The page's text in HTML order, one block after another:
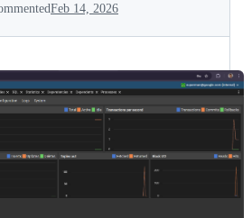
Feb 14, 2026